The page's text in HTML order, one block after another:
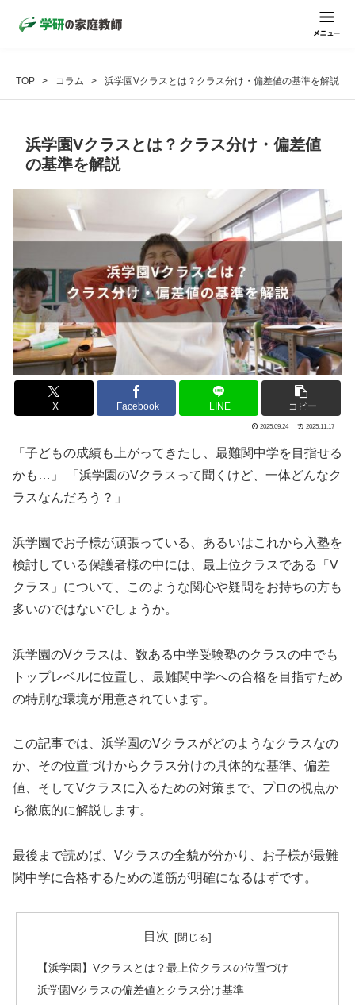
TOP コラム 浜学園Vクラスとは？クラス分け・偏差値の基準を解説
浜学園Vクラスとは？クラス分け・偏差値
の基準を解説
X Facebook LINE コピー
2025.09.24 2025.11.17
「子どもの成績も上がってきたし、最難関中学を目指せる
かも…」 「浜学園のVクラスって聞くけど、一体どんなク
ラスなんだろう？」
浜学園でお子様が頑張っている、あるいはこれから入塾を
検討している保護者様の中には、最上位クラスである「V
クラス」について、このような関心や疑問をお持ちの方も
多いのではないでしょうか。
浜学園のVクラスは、数ある中学受験塾のクラスの中でも
トップレベルに位置し、最難関中学への合格を目指すため
の特別な環境が用意されています。
この記事では、浜学園のVクラスがどのようなクラスなの
か、その位置づけからクラス分けの具体的な基準、偏差
値、そしてVクラスに入るための対策まで、プロの視点か
ら徹底的に解説します。
最後まで読めば、Vクラスの全貌が分かり、お子様が最難
関中学に合格するための道筋が明確になるはずです。
目次
【浜学園】Vクラスとは？最上位クラスの位置づけ
浜学園Vクラスの偏差値とクラス分け基準